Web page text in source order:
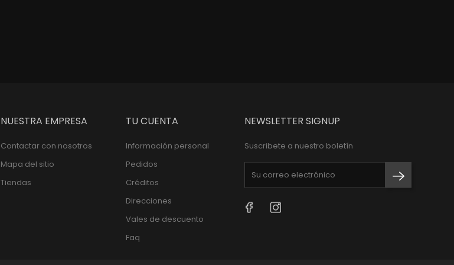
NUESTRA EMPRESA
Contactar con nosotros
Mapa del sitio
Tiendas
TU CUENTA
Información personal
Pedidos
Créditos
Direcciones
Vales de descuento
Faq
NEWSLETTER SIGNUP
Suscribete a nuestro boletín
FacebookInstagram